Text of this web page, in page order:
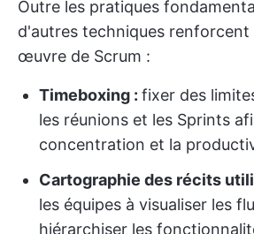
Outre les pratiques
d'autres techniques renforcent
œuvre de Scrum :
Timeboxing : fixer des
les réunions et les Sprints
concentration et la
Cartographie des récits
les équipes à visualiser les
hiérarchiser les